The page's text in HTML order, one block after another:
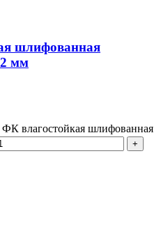
шлифованная
мм
ФК влагостойкая шлифованная